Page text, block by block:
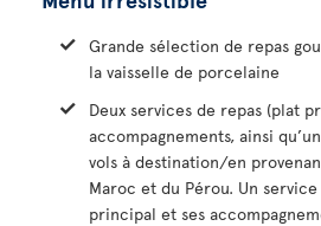
Grande sélection de repas
la vaisselle de porcelaine
Deux services de repas (plat
accompagnements, ainsi
vols à destination/en
Maroc et du Pérou. Un
principal et ses